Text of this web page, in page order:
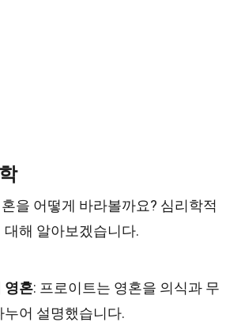
을 어떻게 바라볼까요? 심리학적
해 알아보겠습니다.
영혼: 프로이트는 영혼을 의식과 무
누어 설명했습니다.